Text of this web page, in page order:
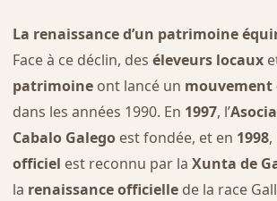
La renaissance d’un patrimoine
Face à ce déclin, des éleveurs locaux
patrimoineont lancé un mouvement
dans les années 1990. En 1997, l’
Cabalo Galegoest fondée, et en 1998,
officiel est reconnu par la Xunta de
la renaissance officiellede la race